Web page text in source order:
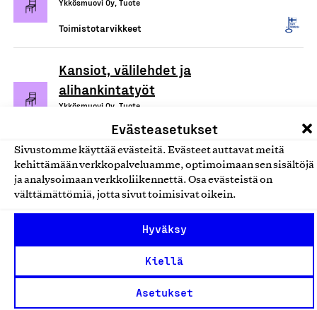
Evästeasetukset
Sivustomme käyttää evästeitä. Evästeet auttavat meitä
kehittämään verkkopalveluamme, optimoimaan sen sisältöjä
ja analysoimaan verkkoliikennettä. Osa evästeistä on
välttämättömiä, jotta sivut toimisivat oikein.
Hyväksy
Kiellä
Asetukset
Toimistotarvikkeet
Kansiot, välilehdet ja
alihankintatyöt
Ykkösmuovi Oy, Tuote
Toimistotarvikkeet
Paapii ja Finsket
Paperituotteet
Paapii ja Finsket Muistikirjat
PaaPii Design Oy, Tuote